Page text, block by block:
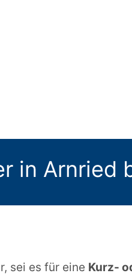
in Arnried
sei es für eine Kurz-